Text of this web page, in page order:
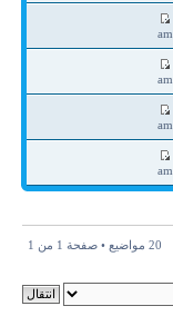
20 مواضيع • صفحة 1 من 1